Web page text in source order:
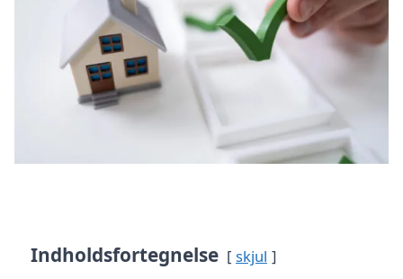
Indholdsfortegnelse skjul